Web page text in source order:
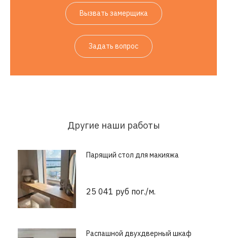
Вызвать замерщика
Задать вопрос
Другие наши работы
Парящий стол для макияжа
25 041 руб пог./м.
Распашной двухдверный шкаф